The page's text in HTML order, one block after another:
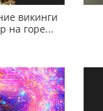
викинги
на горе...